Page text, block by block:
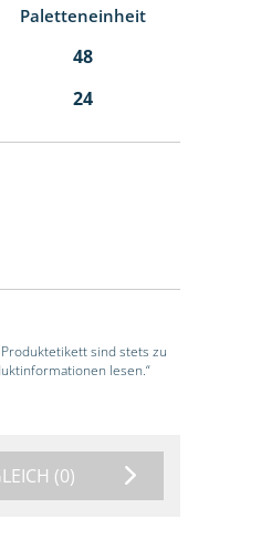
Paletteneinheit
48
24
sind stets zu
lesen.“
(0)